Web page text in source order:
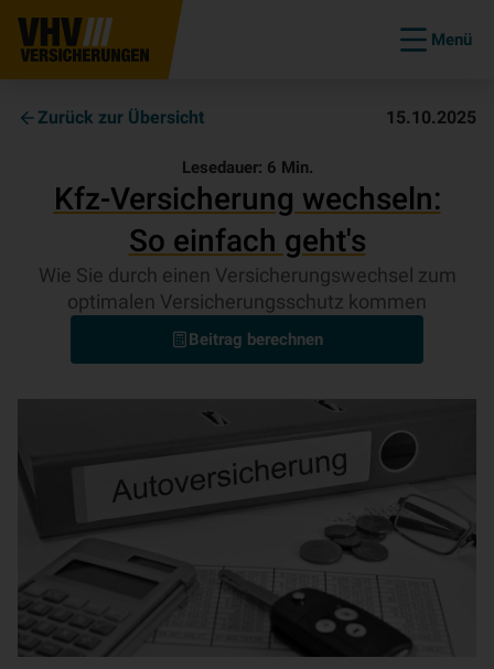
Menü
Zurück zur Übersicht 15.10.2025
Lesedauer: 6 Min.
Kfz-Ver­si­che­rung wechseln:
So einfach geht's
Wie Sie durch einen Versicherungswechsel zum
optimalen Versicherungsschutz kommen
Beitrag berechnen